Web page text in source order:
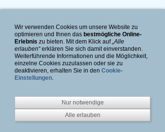
Kiwanis Kinder-
Sommerfest 10
Kiwanis Kinder-
Sommerfest 11
Kiwanis Kinder-
Sommerfest 12
14
Kiwanis
Wir verwenden Cookies um unsere Website zu
optimieren und Ihnen das bestmögliche Online-
Erlebnis zu bieten. Mit dem Klick auf„Alle
erlauben“erklären Sie sich damit einverstanden.
Weiterführende Informationen und die Möglichkeit,
einzelne Cookies zuzulassen oder sie zu
deaktivieren, erhalten Sie in den Cookie-
Einstellungen.
Nur notwendige
Alle erlauben